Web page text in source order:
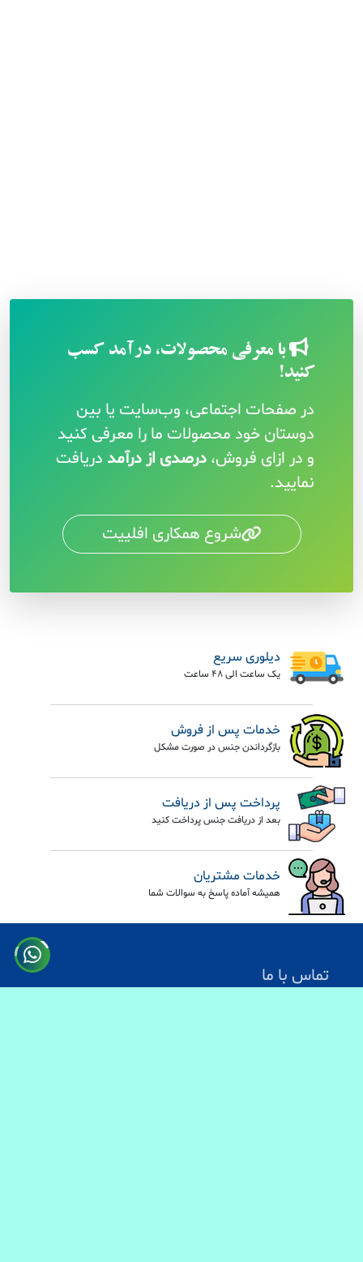
با معرفی محصولات، درآمد کسب
کنید!
در صفحات اجتماعی، وب‌سایت یا بین
دوستان خود محصولات ما را معرفی کنید
و در ازای فروش، درصدی از درآمد دریافت
نمایید.
شروع همکاری افلییت
دیلوری سریع
یک ساعت الی 48 ساعت
خدمات پس از فروش
بازگرداندن جنس در صورت مشکل
پرداخت پس از دریافت
بعد از دریافت جنس پرداخت کنید
خدمات مشتریان
همیشه آماده پاسخ به سوالات شما
تماس با ما